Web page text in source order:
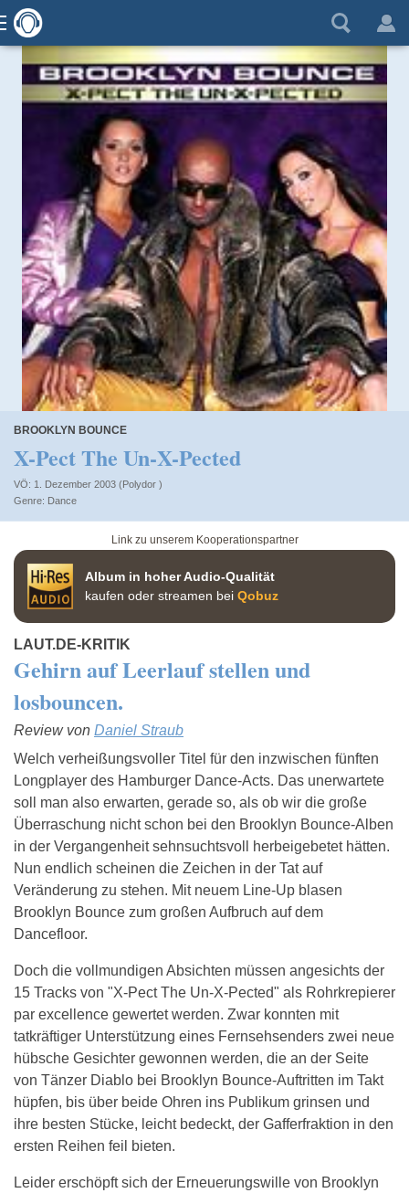
BROOKLYN BOUNCE
X-Pect The Un-X-Pected
VÖ: 1. Dezember 2003 (Polydor )
Dance
Link zu unserem Kooperationspartner
Album in hoher Audio-Qualität
kaufen oder streamen bei Qobuz
LAUT.DE-KRITIK
Gehirn auf Leerlauf stellen und
losbouncen.
Review von Daniel Straub
Welch verheißungsvoller Titel für den inzwischen fünften
Longplayer des Hamburger Dance-Acts. Das unerwartete
soll man also erwarten, gerade so, als ob wir die große
Überraschung nicht schon bei den Brooklyn Bounce-Alben
in der Vergangenheit sehnsuchtsvoll herbeigebetet hätten.
Nun endlich scheinen die Zeichen in der Tat auf
Veränderung zu stehen. Mit neuem Line-Up blasen
Brooklyn Bounce zum großen Aufbruch auf dem
Dancefloor.
Doch die vollmundigen Absichten müssen angesichts der
15 Tracks von "X-Pect The Un-X-Pected" als Rohrkrepierer
par excellence gewertet werden. Zwar konnten mit
tatkräftiger Unterstützung eines Fernsehsenders zwei neue
hübsche Gesichter gewonnen werden, die an der Seite
von Tänzer Diablo bei Brooklyn Bounce-Auftritten im Takt
hüpfen, bis über beide Ohren ins Publikum grinsen und
ihre besten Stücke, leicht bedeckt, der Gafferfraktion in den
ersten Reihen feil bieten.
Leider erschöpft sich der Erneuerungswille von Brooklyn